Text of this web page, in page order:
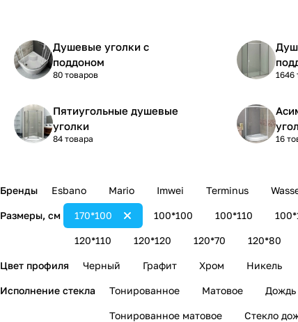
Душевые уголки с
поддоном
80 товаров 1646
Пятиугольные душевые
уголки
84 товара 16
Бренды Esbano Mario Imwei Terminus
Размеры, см 100*100 100*110
120*110 120*120 120*70 120*80
170*100
Цвет профиля Черный Графит Хром Никель
Исполнение стекла Тонированное Матовое Дождь
Тонированное матовое Стекло